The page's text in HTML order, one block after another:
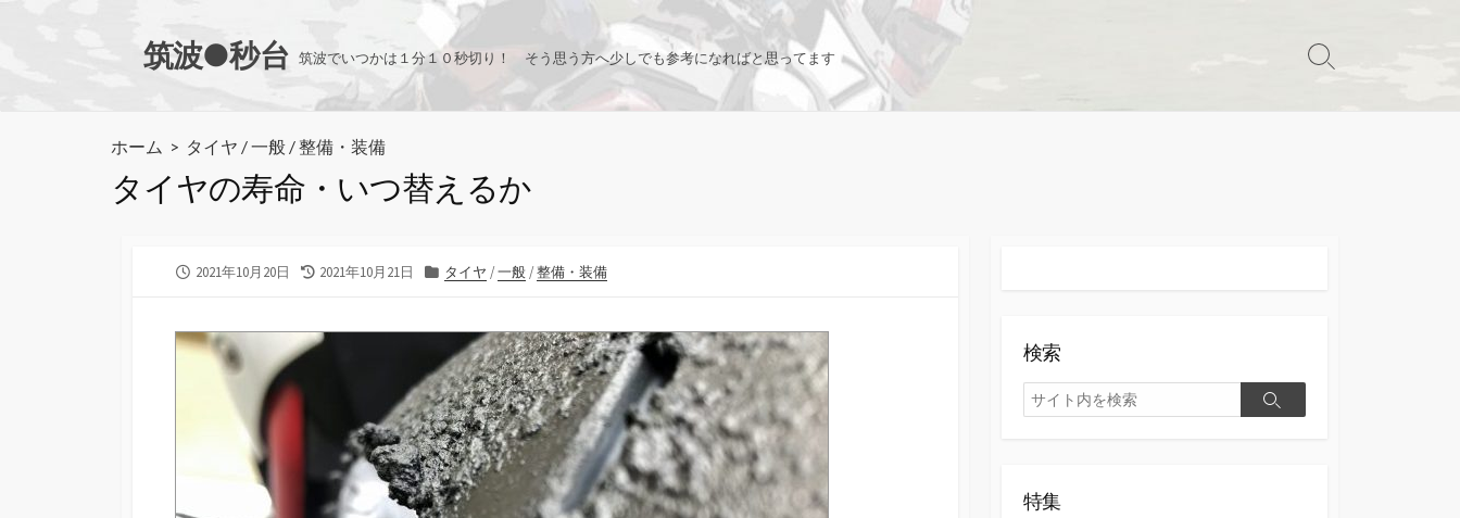
筑波●秒台 筑波でいつかは１分１０秒切り！ そう思う方へ少しでも参考になればと思ってます
検
切
ホーム > タイヤ /一般 /整備・装備
タイヤの寿命・いつ替えるか
公
2021年10月20日
最
新
2021年10月21日
カ
リ
ー
タイヤ /一般/整備・装備
検索
検
索
検
特集